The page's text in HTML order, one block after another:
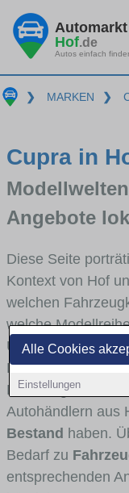
Alle Cookies
Einstellungen
Automarkt
Hof.de
Autos einfach
❯ MARKEN ❯
Cupra in
Angebote
Diese Seite
Kontext von Hof
welchen
welche
Umlandverkehr
Fahrertypen die
Fahrzeuge
Autohändlern aus
Bestand haben.
Bedarf zu
entsprechenden